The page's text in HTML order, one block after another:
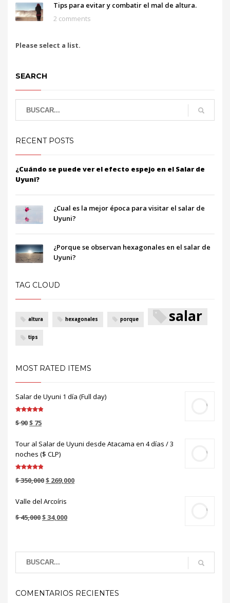
Tips para evitar y combatir el mal de altura.
2 comments
Please select a list.
SEARCH
RECENT POSTS
¿Cuándo se puede ver el efecto espejo en el Salar de
Uyuni?
¿Cual es la mejor época para visitar el salar de
Uyuni?
¿Porque se observan hexagonales en el salar de
Uyuni?
TAG CLOUD
altura hexagonales porque salar
tips
MOST RATED ITEMS
Salar de Uyuni 1 día (Full day)
5.00de 5
$90$ 75
Tour al Salar de Uyuni desde Atacama en 4 días / 3
noches ($ CLP)
5.00de 5
$350,000$ 269,000
Valle del Arcoíris
$45,000$34,000
COMENTARIOS RECIENTES